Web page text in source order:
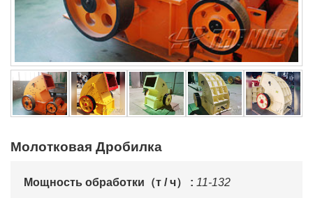
Молотковая Дробилка
Мощность обработки（т / ч） :11-132